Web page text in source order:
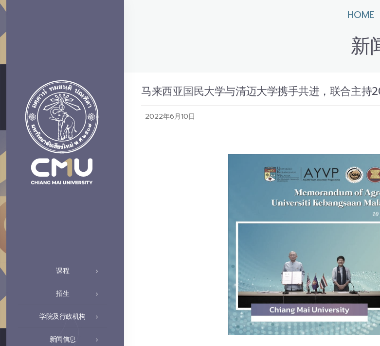
课程
招生
学院及行政机构
新闻信息
HOME
新
马来西亚国民大学与清迈大学携手共进，联合主
2022年6月10日